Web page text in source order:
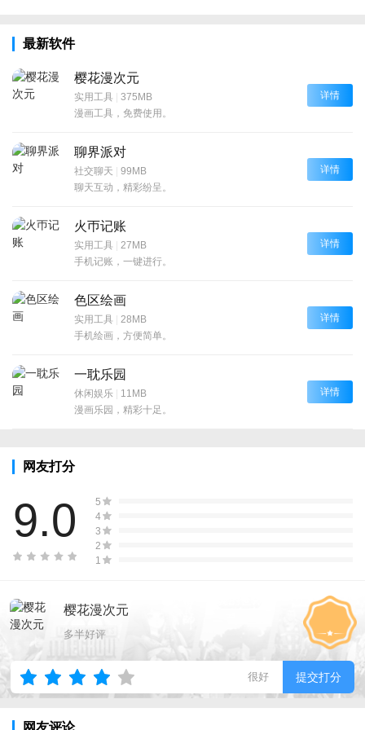
最新软件
樱花漫次元
实用工具 | 375MB
漫画工具，免费使用。
详情
聊界派对
社交聊天 | 99MB
聊天互动，精彩纷呈。
详情
火帀记账
实用工具 | 27MB
手机记账，一键进行。
详情
色区绘画
实用工具 | 28MB
手机绘画，方便简单。
详情
一耽乐园
休闲娱乐 | 11MB
漫画乐园，精彩十足。
详情
网友打分
9.0
5
4
3
2
1
樱花漫次元
多半好评
很好 提交打分
网友评论